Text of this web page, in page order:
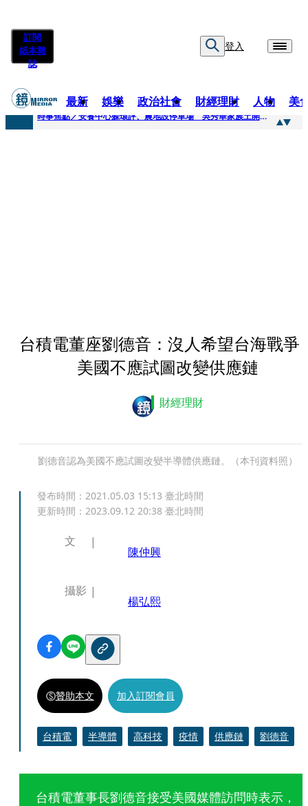
訂閱
紙本雜
誌
登入
最新 娛樂 政治社會 財經理財 人物 美
快訊
時事焦點／安養中心躲環評、農地設停車場 吳秀華家族土開爭議連環爆
台積電董座劉德音：沒人希望台海戰
美國不應試圖改變供應鏈
財經理財
劉德音認為美國不應試圖改變半導體供應鏈。（本刊資料照）
發布時間： 2021.05.03 15:13 臺北時間
更新時間： 2023.09.12 20:38 臺北時間
文
陳仲興
攝影
楊弘熙
贊助本文 加入訂閱會員
台積電 半導體 高科技 疫情 供應鏈 劉德音
台積電董事長劉德音接受美國媒體訪問時表示，